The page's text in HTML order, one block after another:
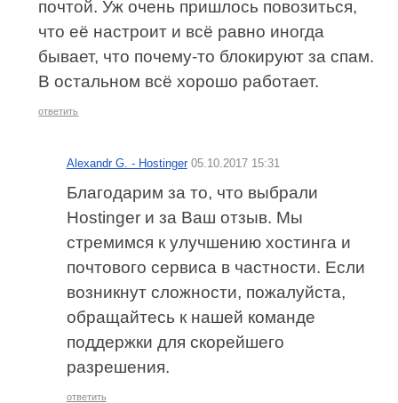
почтой. Уж очень пришлось повозиться,
что её настроит и всё равно иногда
бывает, что почему-то блокируют за спам.
В остальном всё хорошо работает.
ответить
Alexandr G. - Hostinger 05.10.2017 15:31
Благодарим за то, что выбрали
Hostinger и за Ваш отзыв. Мы
стремимся к улучшению хостинга и
почтового сервиса в частности. Если
возникнут сложности, пожалуйста,
обращайтесь к нашей команде
поддержки для скорейшего
разрешения.
ответить